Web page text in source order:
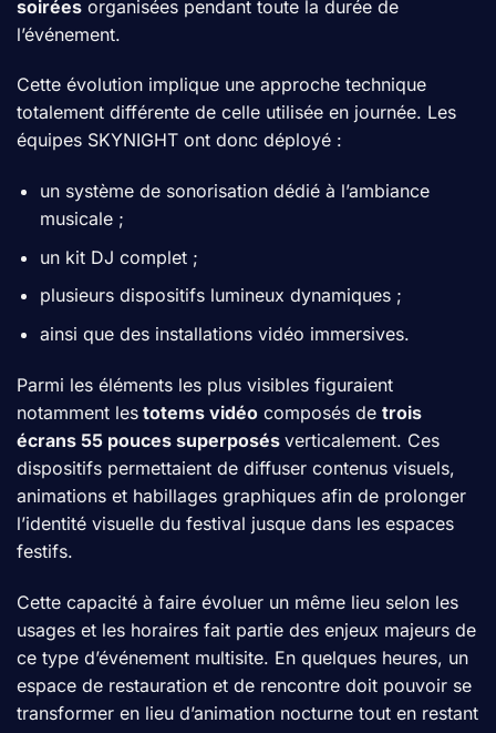
soirées organisées pendant toute la durée de
l’événement.
Cette évolution implique une approche technique
totalement différente de celle utilisée en journée. Les
équipes SKYNIGHT ont donc déployé :
un système de sonorisation dédié à l’ambiance
musicale ;
un kit DJ complet ;
plusieurs dispositifs lumineux dynamiques ;
ainsi que des installations vidéo immersives.
Parmi les éléments les plus visibles figuraient
notamment les totems vidéo composés de trois
écrans 55 pouces superposés verticalement. Ces
dispositifs permettaient de diffuser contenus visuels,
animations et habillages graphiques afin de prolonger
l’identité visuelle du festival jusque dans les espaces
festifs.
Cette capacité à faire évoluer un même lieu selon les
usages et les horaires fait partie des enjeux majeurs de
ce type d’événement multisite. En quelques heures, un
espace de restauration et de rencontre doit pouvoir se
transformer en lieu d’animation nocturne tout en restant